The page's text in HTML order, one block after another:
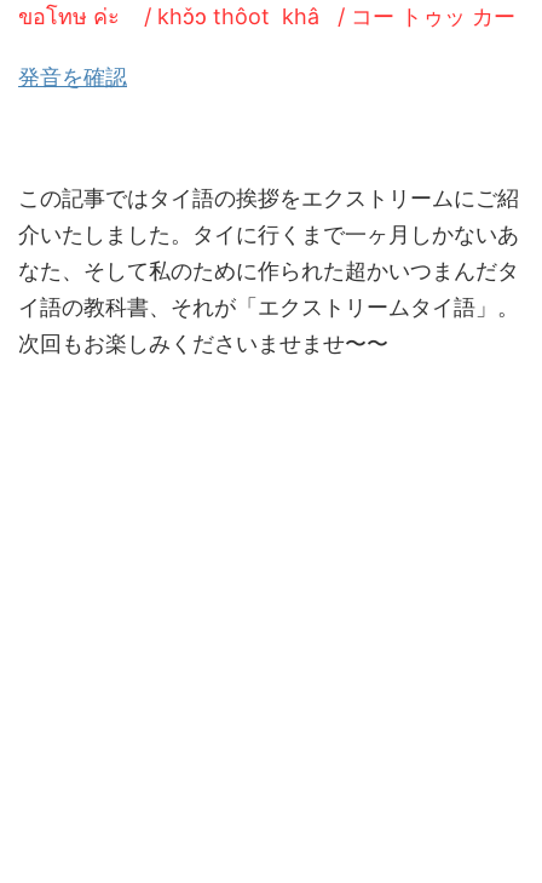
ขอโทษ ค่ะ / khɔ̌ɔ thôot khâ / コー トゥッ カー
発音を確認
この記事ではタイ語の挨拶をエクストリームにご紹
介いたしました。タイに行くまで一ヶ月しかないあ
なた、そして私のために作られた超かいつまんだタ
イ語の教科書、それが「エクストリームタイ語」。
次回もお楽しみくださいませませ〜〜